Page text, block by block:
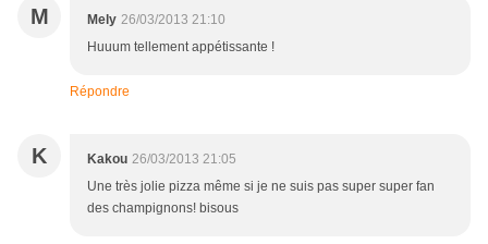
M Mely 26/03/2013 21:10
Huuum tellement appétissante !
Répondre
K Kakou 26/03/2013 21:05
Une très jolie pizza même si je ne suis pas super super fan
des champignons! bisous